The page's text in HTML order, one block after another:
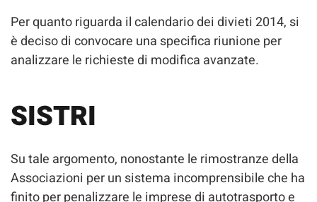
Per quanto riguarda il calendario dei divieti 2014, si
è deciso di convocare una specifica riunione per
analizzare le richieste di modifica avanzate.
SISTRI
Su tale argomento, nonostante le rimostranze della
Associazioni per un sistema incomprensibile che ha
finito per penalizzare le imprese di autotrasporto e